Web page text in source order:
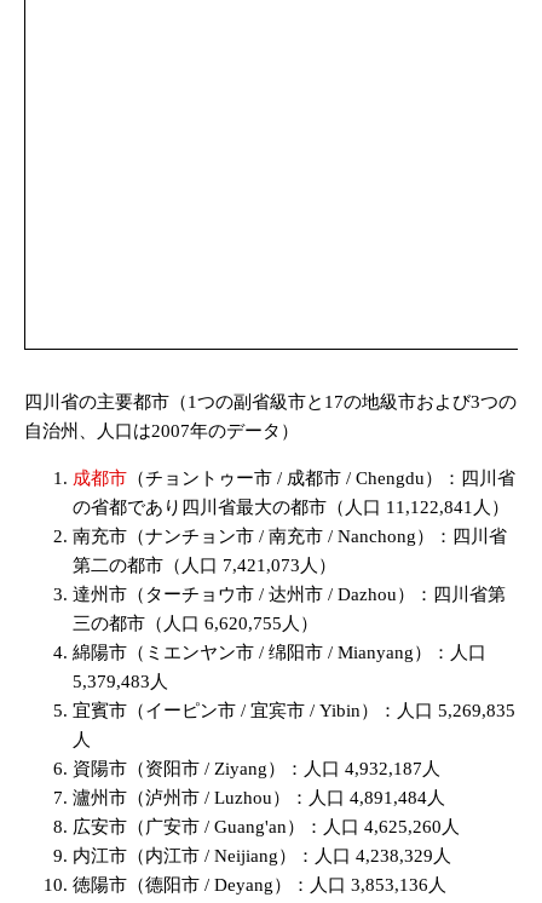
四川省の主要都市（1つの副省級市と17の地級市および3つの
自治州、人口は2007年のデータ）
成都市 （チョントゥー市 / 成都市 / Chengdu）：四川省
の省都であり四川省最大の都市（人口 11,122,841人）
南充市（ナンチョン市 / 南充市 / Nanchong）：四川省
第二の都市（人口 7,421,073人）
達州市（ターチョウ市 / 达州市 / Dazhou）：四川省第
三の都市（人口 6,620,755人）
綿陽市（ミエンヤン市 / 绵阳市 / Mianyang）：人口
5,379,483人
宜賓市（イーピン市 / 宜宾市 / Yibin）：人口 5,269,835
人
資陽市（资阳市 / Ziyang）：人口 4,932,187人
瀘州市（泸州市 / Luzhou）：人口 4,891,484人
広安市（广安市 / Guang'an）：人口 4,625,260人
内江市（内江市 / Neijiang）：人口 4,238,329人
徳陽市（德阳市 / Deyang）：人口 3,853,136人